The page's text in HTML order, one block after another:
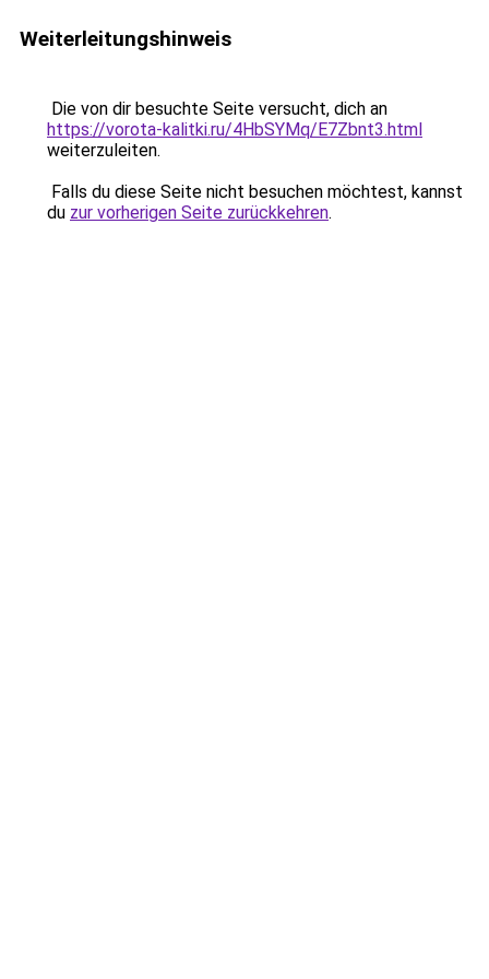
Weiterleitungshinweis
Die von dir besuchte Seite versucht, dich an
https://vorota-kalitki.ru/4HbSYMq/E7Zbnt3.html
weiterzuleiten.
Falls du diese Seite nicht besuchen möchtest, kannst
du zur vorherigen Seite zurückkehren.